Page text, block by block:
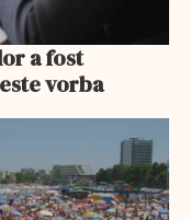
a fost
vorba